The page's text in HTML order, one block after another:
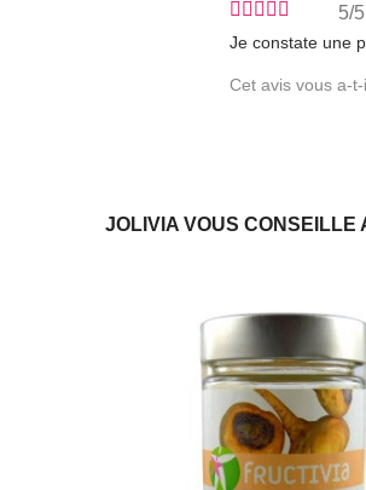
5/5
Je constate une
Cet avis vous a-
JOLIVIA VOUS CONSEILLE